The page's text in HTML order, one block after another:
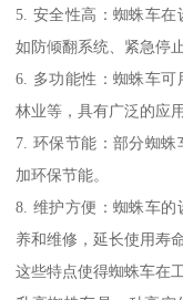
5. 安全性高：蜘蛛车在
如防倾翻系统、紧急停
6. 多功能性：蜘蛛车可
林业等，具有广泛的应
7. 环保节能：部分蜘
加环保节能。
8. 维护方便：蜘蛛车
养和维修，延长使用寿命
这些特点使得蜘蛛车在